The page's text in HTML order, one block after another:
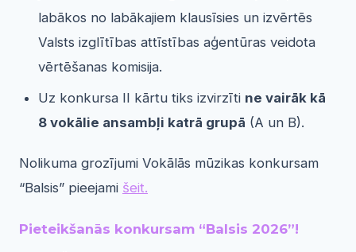
labākos no labākajiem klausīsies un izvērtēs
Valsts izglītības attīstības aģentūras veidota
vērtēšanas komisija.
Uz konkursa II kārtu tiks izvirzīti ne vairāk kā
8 vokālie ansambļi katrā grupā (A un B).
Nolikuma grozījumi Vokālās mūzikas konkursam
“Balsis” pieejami šeit.
Pieteikšanās konkursam “Balsis 2026”!